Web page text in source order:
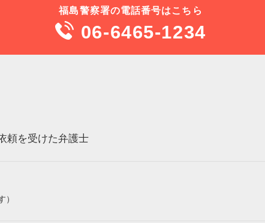
福島警察署の電話番号はこちら
06-6465-1234
頼を受けた弁護士
）